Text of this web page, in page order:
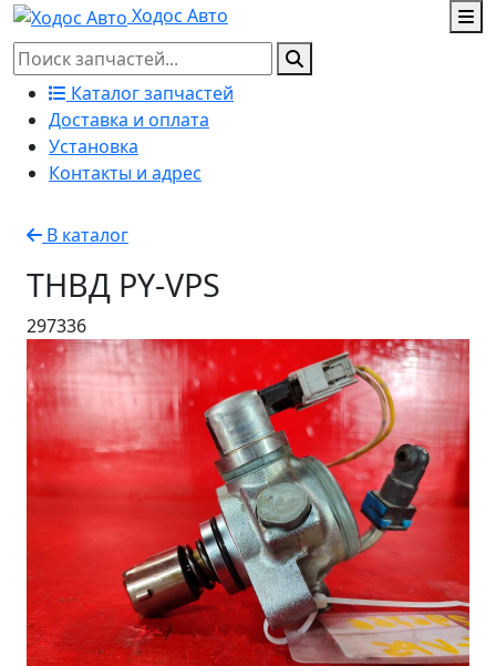
Ходос Авто
Каталог запчастей
Доставка и оплата
Установка
Контакты и адрес
В каталог
ТНВД PY-VPS
297336